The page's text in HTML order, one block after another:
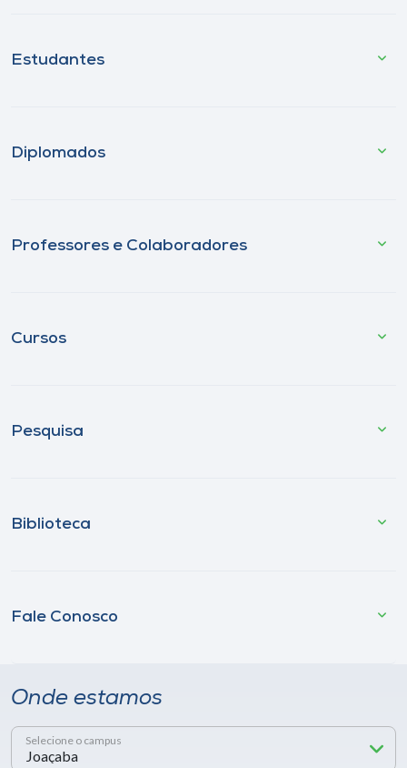
Estudantes
Diplomados
Professores e Colaboradores
Cursos
Pesquisa
Biblioteca
Fale Conosco
Onde estamos
Selecione o campus